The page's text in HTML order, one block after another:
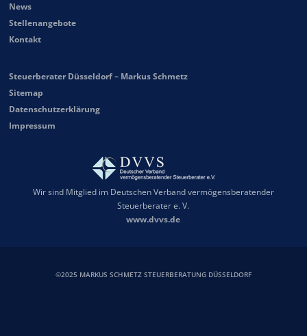
News
Stellenangebote
Kontakt
Steuerberater Düsseldorf – Markus Schmetz
Sitemap
Datenschutzerklärung
Impressum
Wir sind Mitglied im Deutschen Verband vermögensberatender
Steuerberater e. V.
www.dvvs.de
©2025 MARKUS SCHMETZ STEUERBERATUNG DÜSSELDORF